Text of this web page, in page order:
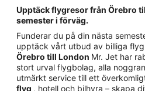
Upptäck flygresor från Örebro
semester i förväg.
Funderar du på din nästa
upptäck vårt utbud av billiga
Örebro till London Mr. Jet har
stort urval flygbolag, alla
utmärkt service till ett
flyg , hotell och bilhyra – skapa